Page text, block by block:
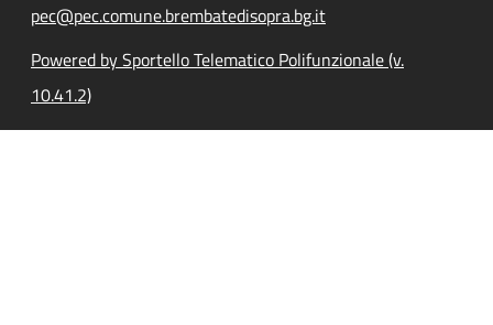
pec@pec.comune.brembatedisopra.bg.it
Powered by Sportello Telematico Polifunzionale (v.
10.41.2)